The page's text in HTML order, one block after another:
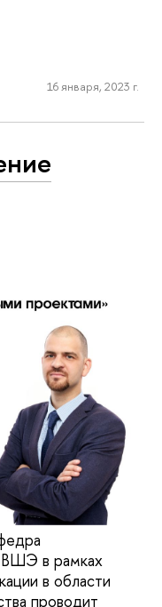
16 января, 2023 г.
в рамках
в области
проводит